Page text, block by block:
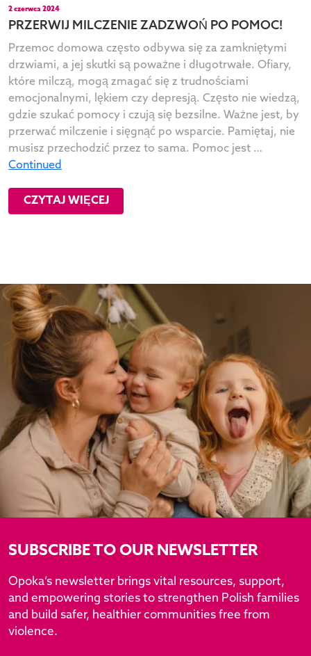
2 czerwca 2024
PRZERWIJ MILCZENIE ZADZWOŃ PO POMOC!
Przemoc domowa często odbywa się za zamkniętymi
drzwiami, a jej skutki są poważne i długotrwałe. Ofiary,
które milczą, mogą zmagać się z trudnościami
emocjonalnymi, lękiem czy depresją. Często nie wiedzą,
gdzie szukać pomocy i czują się bezsilne. Ważne jest, by
przerwać milczenie i sięgnąć po wsparcie. Pamiętaj, nie
musisz przechodzić przez to sama. Pomoc jest …
Continued
CZYTAJ WIĘCEJ
SUBSCRIBE TO OUR NEWSLETTER
Opoka’s newsletter brings vital resources, support,
and empowering stories to strengthen Polish families
and build safer, healthier communities free from
violence.